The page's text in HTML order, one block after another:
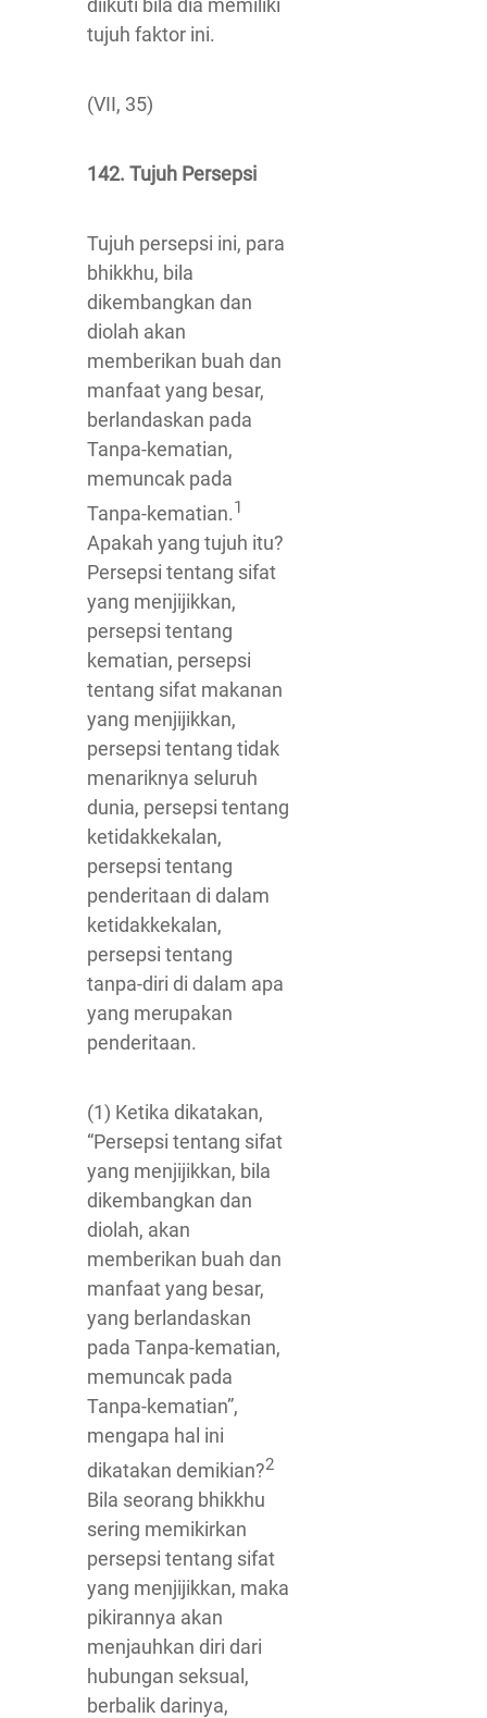
diikuti bila dia memiliki
tujuh faktor ini.
(VII, 35)
142. Tujuh Persepsi
Tujuh persepsi ini, para
bhikkhu, bila
dikembangkan dan
diolah akan
memberikan buah dan
manfaat yang besar,
berlandaskan pada
Tanpa-kematian,
memuncak pada
Tanpa-kematian.1
Apakah yang tujuh itu?
Persepsi tentang sifat
yang menjijikkan,
persepsi tentang
kematian, persepsi
tentang sifat makanan
yang menjijikkan,
persepsi tentang tidak
menariknya seluruh
dunia, persepsi tentang
ketidakkekalan,
persepsi tentang
penderitaan di dalam
ketidakkekalan,
persepsi tentang
tanpa-diri di dalam apa
yang merupakan
penderitaan.
(1) Ketika dikatakan,
“Persepsi tentang sifat
yang menjijikkan, bila
dikembangkan dan
diolah, akan
memberikan buah dan
manfaat yang besar,
yang berlandaskan
pada Tanpa-kematian,
memuncak pada
Tanpa-kematian”,
mengapa hal ini
dikatakan demikian?2
Bila seorang bhikkhu
sering memikirkan
persepsi tentang sifat
yang menjijikkan, maka
pikirannya akan
menjauhkan diri dari
hubungan seksual,
berbalik darinya,